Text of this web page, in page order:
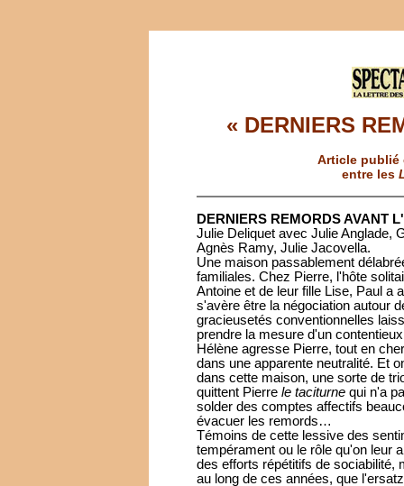
« DERNIERS
Article publié
entre les
DERNIERS REMORDS AVANT
Julie Deliquet avec Julie Anglade,
Agnès Ramy, Julie Jacovella.
Une maison passablement
familiales. Chez Pierre, l'hôte
Antoine et de leur fille Lise, Paul a
s'avère être la négociation autour
gracieusetés conventionnelles
prendre la mesure d'un
Hélène agresse Pierre, tout en
dans une apparente neutralité. Et
dans cette maison, une sorte de
quittent Pierre le taciturne qui n'a
solder des comptes affectifs
évacuer les remords…
Témoins de cette lessive des
tempérament ou le rôle qu'on leur
des efforts répétitifs de sociabilité,
au long de ces années, que